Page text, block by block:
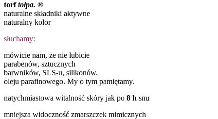
torftołpa. ®
naturalne składniki aktywne
naturalny kolor
słuchamy:
mówicie nam, że nie lubicie
parabenów, sztucznych
barwników, SLS-u, silikonów,
oleju parafinowego. My o tym pamiętamy.
natychmiastowa witalność skóry jak po 8 h snu
mniejsza widoczność zmarszczek mimicznych